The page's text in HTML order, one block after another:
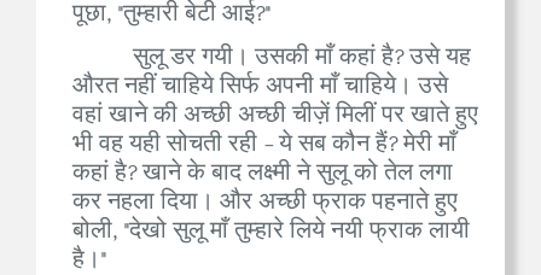
पूछा, "तुम्हारी बेटी आई?"
सुलू डर गयी। उसकी माँ कहां है? उसे यह
औरत नहीं चाहिये सिर्फ अपनी माँ चाहिये। उसे
वहां खाने की अच्छी अच्छी चीज़ें मिलीं पर खाते हुए
भी वह यही सोचती रही - ये सब कौन हैं? मेरी माँ
कहां है? खाने के बाद लक्ष्मी ने सुलू को तेल लगा
कर नहला दिया। और अच्छी फ्राक पहनाते हुए
बोली, "देखो सुलू माँ तुम्हारे लिये नयी फ्राक लायी
है।"